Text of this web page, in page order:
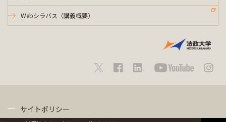
Webシラバス（講義概要）
サイトポリシー